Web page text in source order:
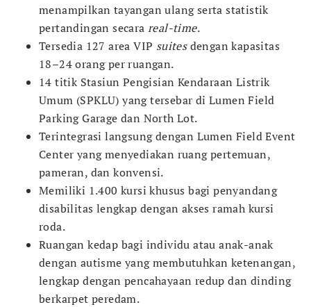
menampilkan tayangan ulang serta statistik
pertandingan secara real-time.
Tersedia 127 area VIP suitesdengan kapasitas
18–24 orang per ruangan.
14 titik Stasiun Pengisian Kendaraan Listrik
Umum (SPKLU) yang tersebar di Lumen Field
Parking Garage dan North Lot.
Terintegrasi langsung dengan Lumen Field Event
Center yang menyediakan ruang pertemuan,
pameran, dan konvensi.
​Memiliki 1.400 kursi khusus bagi penyandang
disabilitas lengkap dengan akses ramah kursi
roda.
Ruangan kedap bagi individu atau anak-anak
dengan autisme yang membutuhkan ketenangan,
lengkap dengan pencahayaan redup dan dinding
berkarpet peredam.